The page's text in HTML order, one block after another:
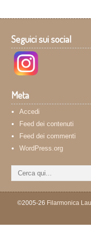
Seguici sui social
Meta
Accedi
Feed dei contenuti
Feed dei commenti
WordPress.org
©2005-26 Filarmonica